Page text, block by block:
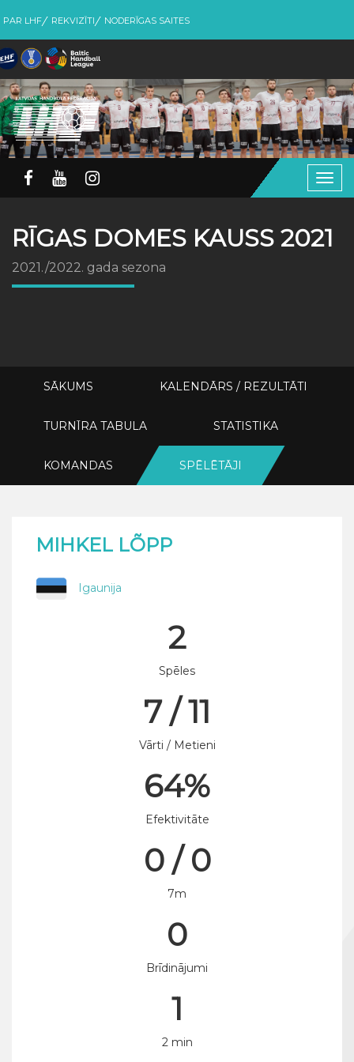
PAR LHF REKVIZĪTI NODERĪGAS SAITES
RĪGAS DOMES KAUSS 2021
2021./2022. gada sezona
SĀKUMS KALENDĀRS / REZULTĀTI
TURNĪRA TABULA STATISTIKA
KOMANDAS SPĒLĒTĀJI
MIHKEL LÕPP
Igaunija
2
Spēles
7 / 11
Vārti / Metieni
64%
Efektivitāte
0 / 0
7m
0
Brīdinājumi
1
2 min